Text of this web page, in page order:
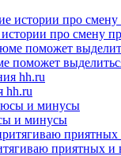
про смену
поможет
hh.ru
и минусы
приятных